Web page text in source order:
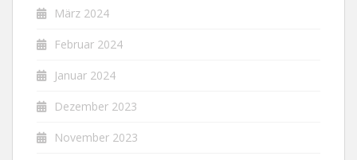
März 2024
Februar 2024
Januar 2024
Dezember 2023
November 2023